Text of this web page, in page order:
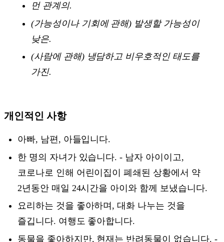
먼 관계의.
(가능성이나 기회에 관해) 발생할 가능성이
낮은.
(사람에 관해) 냉담하고 비우호적인 태도를
가진.
개인적인 사항
아빠, 남편, 아들입니다.
한 명의 자녀가 있습니다. - 남자 아이이고,
코로나로 인해 어린이집이 폐쇄된 상황에서 약
2년동안 매일 24시간을 아이와 함께 보냈습니다.
요리하는 것을 좋아하며, 대화 나누는 것을
즐깁니다. 여행도 좋아합니다.
동물을 좋아하지만, 현재는 반려동물이 없습니다. -